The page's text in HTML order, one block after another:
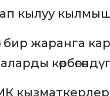
кылуу
бир жаранга